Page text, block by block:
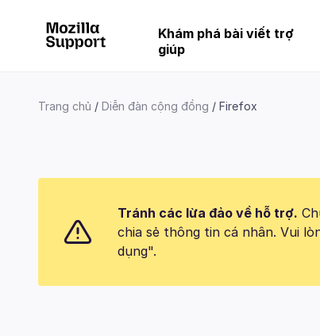
Khám phá bài viết trợ
giúp
Trang chủ Diễn đàn cộng đồng Firefox
Tránh các lừa đảo về hỗ trợ.
chia sẻ thông tin cá nhân. Vui
dụng".